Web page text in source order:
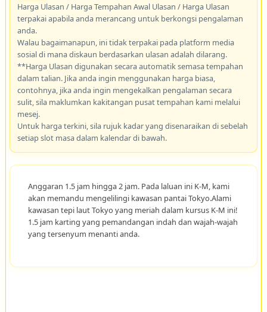
Harga Ulasan / Harga Tempahan Awal Ulasan / Harga Ulasan
terpakai apabila anda merancang untuk berkongsi pengalaman
anda.
Walau bagaimanapun, ini tidak terpakai pada platform media
sosial di mana diskaun berdasarkan ulasan adalah dilarang.
**Harga Ulasan digunakan secara automatik semasa tempahan
dalam talian. Jika anda ingin menggunakan harga biasa,
contohnya, jika anda ingin mengekalkan pengalaman secara
sulit, sila maklumkan kakitangan pusat tempahan kami melalui
mesej.
Untuk harga terkini, sila rujuk kadar yang disenaraikan di sebelah
setiap slot masa dalam kalendar di bawah.
Anggaran 1.5 jam hingga 2 jam. Pada laluan ini K-M, kami
akan memandu mengelilingi kawasan pantai Tokyo.Alami
kawasan tepi laut Tokyo yang meriah dalam kursus K-M ini!
1.5 jam karting yang pemandangan indah dan wajah-wajah
yang tersenyum menanti anda.